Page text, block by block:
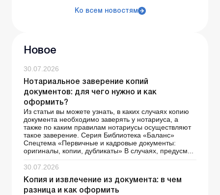
Ко всем новостям
Новое
30.07.2026
Нотариальное заверение копий
документов: для чего нужно и как
оформить?
Из статьи вы можете узнать, в каких случаях копию
документа необходимо заверять у нотариуса, а
также по каким правилам нотариусы осуществляют
такое заверение. Серия Библиотека «Баланс»
Спецтема «Первичные и кадровые документы:
оригиналы, копии, дубликаты» В случаях, предусм...
30.07.2026
Копия и извлечение из документа: в чем
разница и как оформить